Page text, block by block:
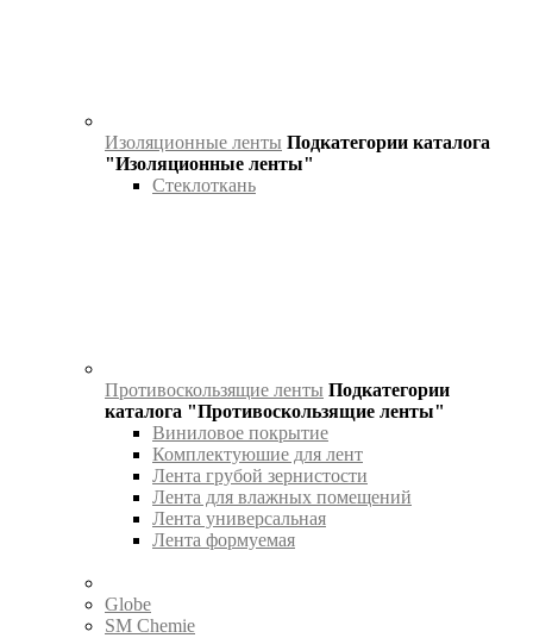
Изоляционные ленты Подкатегории каталога
"Изоляционные ленты"
Стеклоткань
Противоскользящие ленты Подкатегории
каталога "Противоскользящие ленты"
Виниловое покрытие
Комплектуюшие для лент
Лента грубой зернистости
Лента для влажных помещений
Лента универсальная
Лента формуемая
Globe
SM Chemie